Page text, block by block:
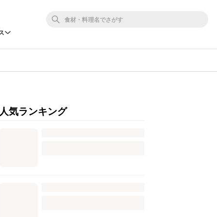
人気ランキング